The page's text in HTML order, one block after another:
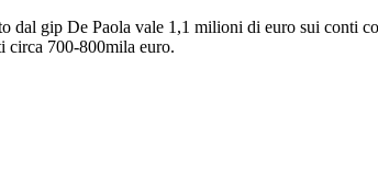
dal gip De Paola vale 1,1 milioni di euro sui conti
circa 700-800mila euro.